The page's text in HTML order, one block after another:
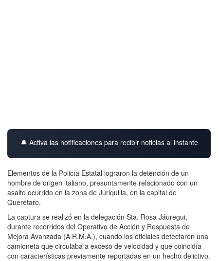
🔔 Activa las notificaciones para recibir noticias al instante
Elementos de la Policía Estatal lograron la detención de un
hombre de origen italiano, presuntamente relacionado con un
asalto ocurrido en la zona de Juriquilla, en la capital de
Querétaro.
La captura se realizó en la delegación Sta. Rosa Jáuregui,
durante recorridos del Operativo de Acción y Respuesta de
Mejora Avanzada (A.R.M.A.), cuando los oficiales detectaron una
camioneta que circulaba a exceso de velocidad y que coincidía
con características previamente reportadas en un hecho delictivo.